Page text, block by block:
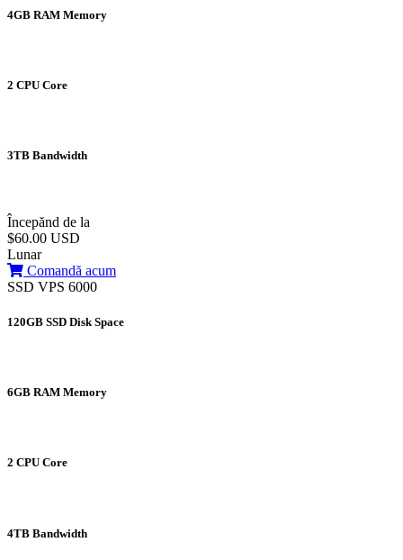
4GB RAM Memory
2 CPU Core
3TB Bandwidth
Începănd de la
$60.00 USD
Lunar
Comandă acum
SSD VPS 6000
120GB SSD Disk Space
6GB RAM Memory
2 CPU Core
4TB Bandwidth